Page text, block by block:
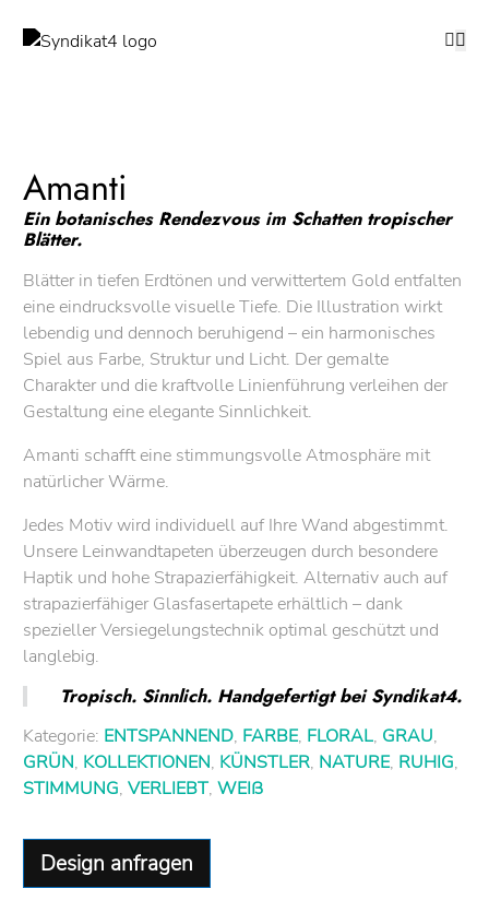
Amanti
Ein botanisches Rendezvous im Schatten tropischer
Blätter.
Blätter in tiefen Erdtönen und verwittertem Gold entfalten
eine eindrucksvolle visuelle Tiefe. Die Illustration wirkt
lebendig und dennoch beruhigend – ein harmonisches
Spiel aus Farbe, Struktur und Licht. Der gemalte
Charakter und die kraftvolle Linienführung verleihen der
Gestaltung eine elegante Sinnlichkeit.
Amanti schafft eine stimmungsvolle Atmosphäre mit
natürlicher Wärme.
Jedes Motiv wird individuell auf Ihre Wand abgestimmt.
Unsere Leinwandtapeten überzeugen durch besondere
Haptik und hohe Strapazierfähigkeit. Alternativ auch auf
strapazierfähiger Glasfasertapete erhältlich – dank
spezieller Versiegelungstechnik optimal geschützt und
langlebig.
Tropisch. Sinnlich. Handgefertigt bei Syndikat4.
Kategorie: ENTSPANNEND, FARBE, FLORAL, GRAU,
GRÜN, KOLLEKTIONEN, KÜNSTLER, NATURE, RUHIG,
STIMMUNG,VERLIEBT,WEIß
Design anfragen